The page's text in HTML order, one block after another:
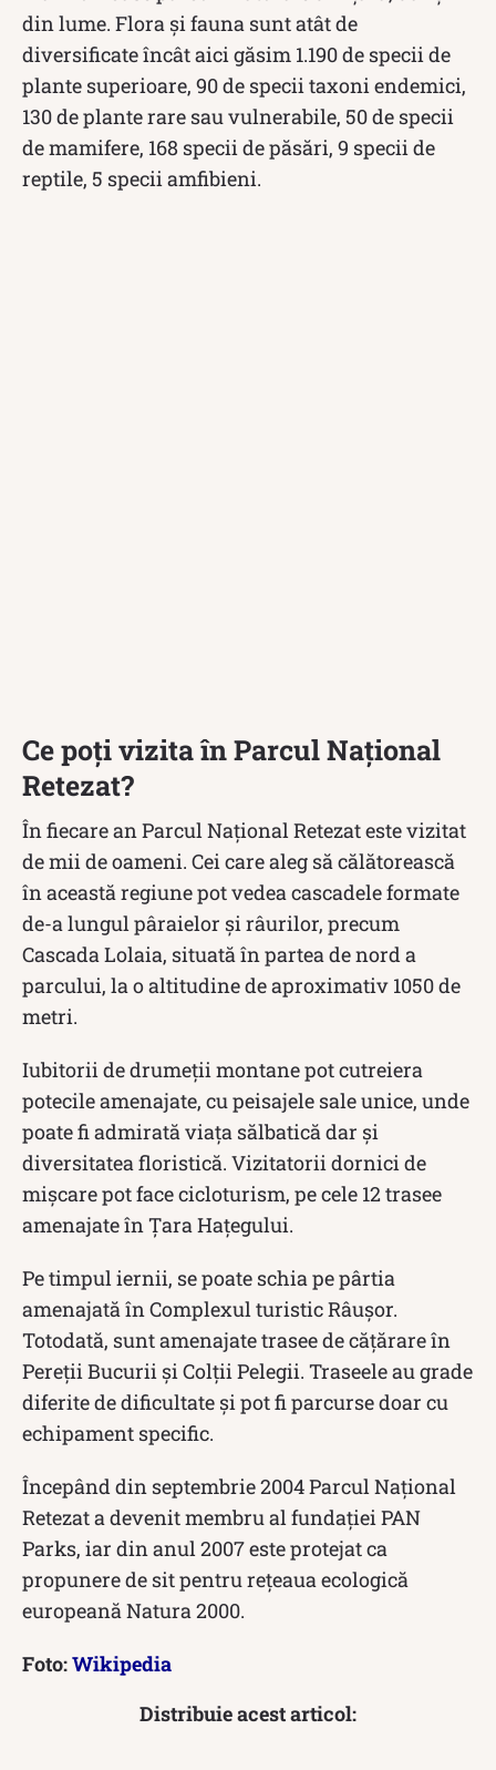
din lume. Flora și fauna sunt atât de
diversificate încât aici găsim 1.190 de specii de
plante superioare, 90 de specii taxoni endemici,
130 de plante rare sau vulnerabile, 50 de specii
de mamifere, 168 specii de păsări, 9 specii de
reptile, 5 specii amfibieni.
Ce poți vizita în Parcul Național
Retezat?
În fiecare an Parcul Național Retezat este vizitat
de mii de oameni. Cei care aleg să călătorească
în această regiune pot vedea cascadele formate
de-a lungul pâraielor și râurilor, precum
Cascada Lolaia, situată în partea de nord a
parcului, la o altitudine de aproximativ 1050 de
metri.
Iubitorii de drumeții montane pot cutreiera
potecile amenajate, cu peisajele sale unice, unde
poate fi admirată viața sălbatică dar și
diversitatea floristică. Vizitatorii dornici de
mișcare pot face cicloturism, pe cele 12 trasee
amenajate în Țara Hațegului.
Pe timpul iernii, se poate schia pe pârtia
amenajată în Complexul turistic Râușor.
Totodată, sunt amenajate trasee de cățărare în
Pereții Bucurii și Colții Pelegii. Traseele au grade
diferite de dificultate și pot fi parcurse doar cu
echipament specific.
Începând din septembrie 2004 Parcul Național
Retezat a devenit membru al fundației PAN
Parks, iar din anul 2007 este protejat ca
propunere de sit pentru rețeaua ecologică
europeană Natura 2000.
Foto:Wikipedia
Distribuie acest articol: